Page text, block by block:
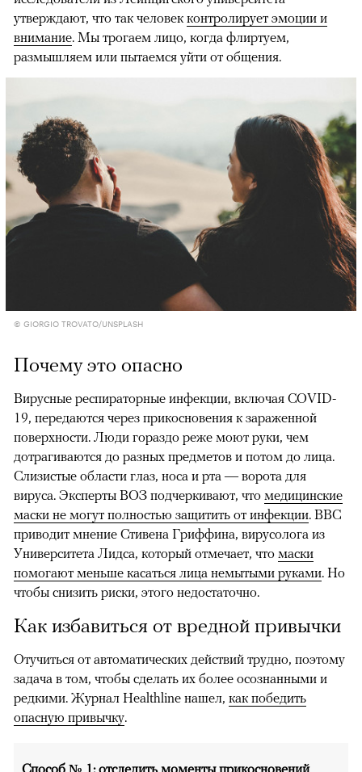
утверждают, что так человек контролирует эмоции и
внимание. Мы трогаем лицо, когда флиртуем,
размышляем или пытаемся уйти от общения.
© GIORGIO TROVATO/UNSPLASH
Почему это опасно
Вирусные респираторные инфекции, включая COVID-
19, передаются через прикосновения к зараженной
поверхности. Люди гораздо реже моют руки, чем
дотрагиваются до разных предметов и потом до лица.
Слизиcтые области глаз, носа и рта — ворота для
вируса. Эксперты ВОЗ подчеркивают, что медицинские
маски не могут полностью защитить от инфекции. BBC
приводит мнение Стивена Гриффина, вирусолога из
Университета Лидса, который отмечает, что маски
помогают меньше касаться лица немытыми руками. Но
чтобы снизить риски, этого недостаточно.
Как избавиться от вредной привычки
Отучиться от автоматических действий трудно, поэтому
задача в том, чтобы сделать их более осознанными и
редкими. Журнал Healthline нашел, как победить
опасную привычку.
Способ № 1: отследить моменты прикосновений